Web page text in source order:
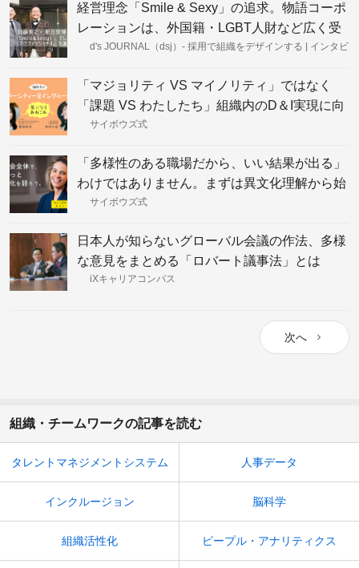
経営理念「Smile & Sexy」の追求。物語コーポ
レーションは、外国籍・LGBT人財など広く受
け入れ多様性ある組織に
d's JOURNAL（dsj）- 採用で組織をデザインする | インタビ
「マジョリティ VS マイノリティ」ではなく
「課題 VS わたしたち」組織内のD＆I実現に向
けて──メルカリ寶納×サイボウズ中根
サイボウズ式
「多様性のある職場だから、いい結果が出る」
わけではありません。まずは異文化理解から始
めよう──エリン・メイヤー
サイボウズ式
日本人が知らないグローバル会議の作法、多様
な意見をまとめる「ロバート議事法」とは
iXキャリアコンパス
次へ
組織・チームワークの記事を読む
タレントマネジメントシステム 人事データ
インクルージョン 脳科学
組織活性化 ピープル・アナリティクス